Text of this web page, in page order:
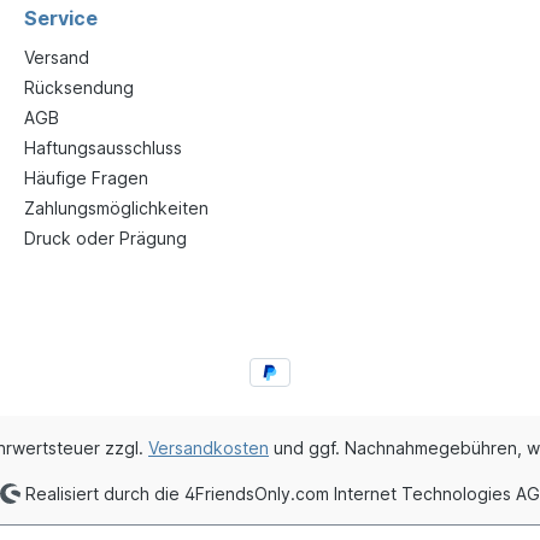
Service
Versand
Rücksendung
AGB
Haftungsausschluss
Häufige Fragen
Zahlungsmöglichkeiten
Druck oder Prägung
zzgl. Versandkosten und ggf. Nachnahmegebühren,
Realisiert durch die 4FriendsOnly.com Internet Technologies AG